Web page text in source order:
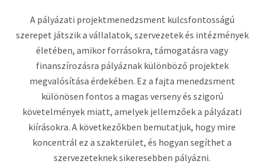
A pályázati projektmenedzsment kulcsfontosságú
szerepet játszik a vállalatok, szervezetek és intézmények
életében, amikor forrásokra, támogatásra vagy
finanszírozásra pályáznak különböző projektek
megvalósítása érdekében. Ez a fajta menedzsment
különösen fontos a magas verseny és szigorú
követelmények miatt, amelyek jellemzőek a pályázati
kiírásokra. A következőkben bemutatjuk, hogy mire
koncentrál ez a szakterület, és hogyan segíthet a
szervezeteknek sikeresebben pályázni.